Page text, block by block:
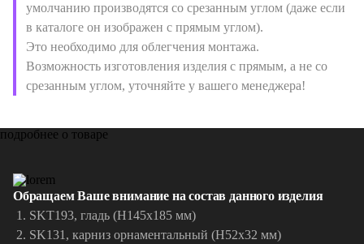
умолчанию производятся со срезанным углом (даже если
в каталоге он изображен с прямым углом).
Это необходимо для облегчения монтажа.
Возможность изготовления изделия с прямым, а не со
срезанным углом, уточняйте у вашего менеджера!
подробнее о товаре
Обращаем Ваше внимание на состав данного изделия
SKT193, гладь (Н145х185 мм)
SK131, карниз орнаментальный (Н52х32 мм)